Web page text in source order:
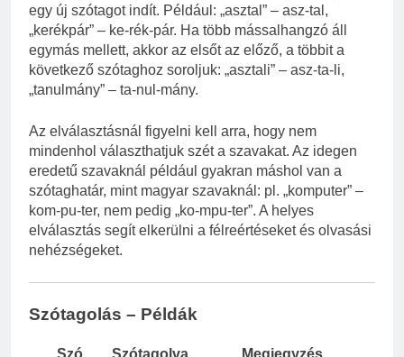
egy új szótagot indít. Például: „asztal” – asz-tal,
„kerékpár” – ke-rék-pár. Ha több mássalhangzó áll
egymás mellett, akkor az elsőt az előző, a többit a
következő szótaghoz soroljuk: „asztali” – asz-ta-li,
„tanulmány” – ta-nul-mány.
Az elválasztásnál figyelni kell arra, hogy nem
mindenhol választhatjuk szét a szavakat. Az idegen
eredetű szavaknál például gyakran máshol van a
szótaghatár, mint magyar szavaknál: pl. „komputer” –
kom-pu-ter, nem pedig „ko-mpu-ter”. A helyes
elválasztás segít elkerülni a félreértéseket és olvasási
nehézségeket.
Szótagolás – Példák
Szó Szótagolva
Megjegyzés